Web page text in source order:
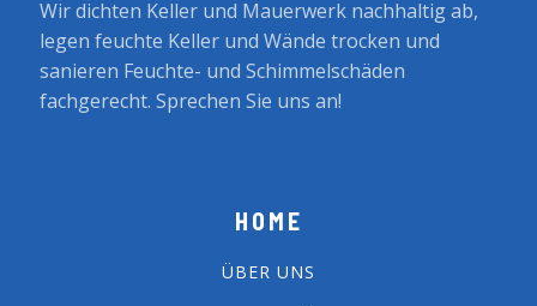
Wir dichten Keller und Mauerwerk nachhaltig ab,
legen feuchte Keller und Wände trocken und
sanieren Feuchte- und Schimmelschäden
fachgerecht. Sprechen Sie uns an!
HOME
ÜBER UNS